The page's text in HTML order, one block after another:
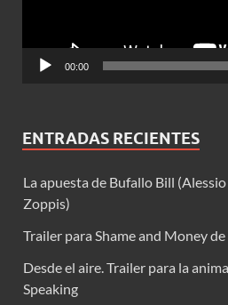
00:00
ENTRADAS RECIENTES
La apuesta de Bufallo Bill
Zoppis)
Trailer para Shame and Money
Desde el aire. Trailer para la
Speaking